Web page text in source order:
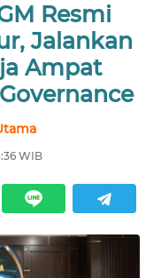
Resmi
Jalankan
Ampat
WIB